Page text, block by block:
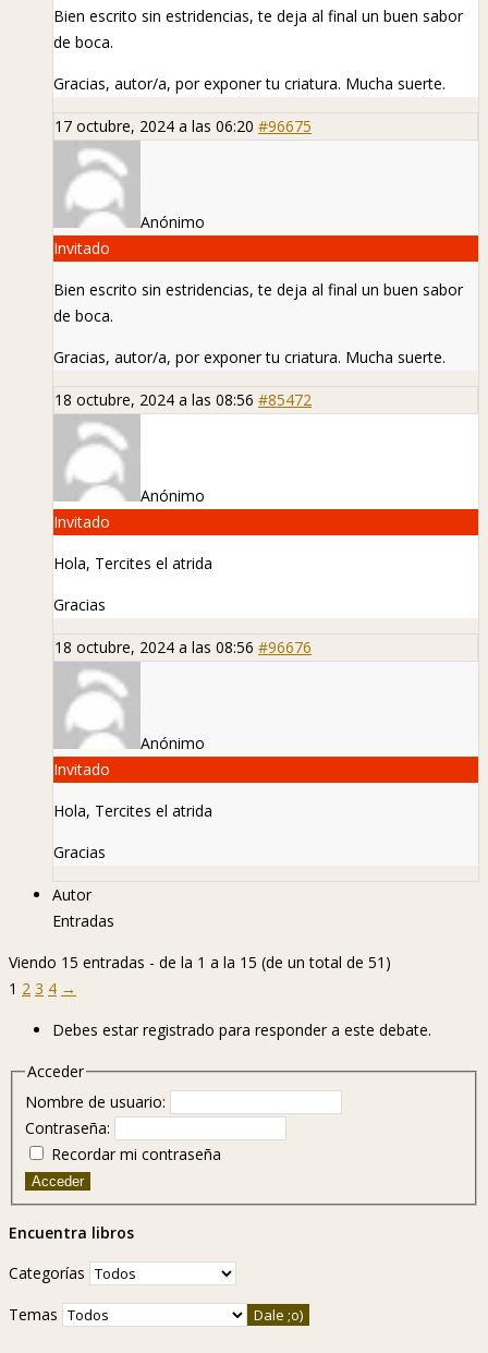
Bien escrito sin estridencias, te deja al final un buen sabor
de boca.
Gracias, autor/a, por exponer tu criatura. Mucha suerte.
17 octubre, 2024 a las 06:20 #96675
Anónimo
Invitado
Bien escrito sin estridencias, te deja al final un buen sabor
de boca.
Gracias, autor/a, por exponer tu criatura. Mucha suerte.
18 octubre, 2024 a las 08:56 #85472
Anónimo
Invitado
Hola, Tercites el atrida
Gracias
18 octubre, 2024 a las 08:56 #96676
Anónimo
Invitado
Hola, Tercites el atrida
Gracias
Autor
Entradas
Viendo 15 entradas - de la 1 a la 15 (de un total de 51)
1 2 3 4 →
Debes estar registrado para responder a este debate.
Acceder
Nombre de usuario:
Contraseña:
Recordar mi contraseña
Acceder
Encuentra libros
Categorías
Temas